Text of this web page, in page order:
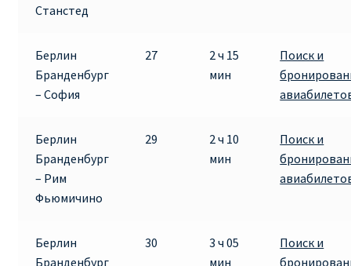
Станстед
Берлин
Бранденбург
– София
27
2 ч 15
мин
Поиск и
Берлин
Бранденбург
– Рим
Фьюмичино
29
2 ч 10
мин
Поиск и
Берлин
Бранденбург
30
3 ч 05
мин
Поиск и